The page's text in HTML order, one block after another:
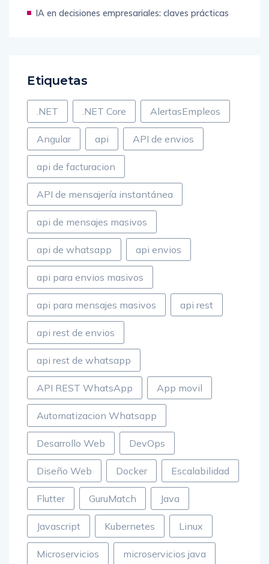
IA en decisiones empresariales: claves prácticas
Etiquetas
.NET .NET Core AlertasEmpleos
Angular api API de envios
api de facturacion
API de mensajería instantánea
api de mensajes masivos
api de whatsapp api envios
api para envios masivos
api para mensajes masivos api rest
api rest de envios
api rest de whatsapp
API REST WhatsApp App movil
Automatizacion Whatsapp
Desarrollo Web DevOps
Diseño Web Docker Escalabilidad
Flutter GuruMatch Java
Javascript Kubernetes Linux
Microservicios microservicios java